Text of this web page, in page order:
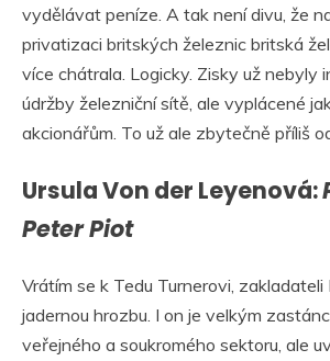
vydělávat peníze. A tak není divu, že
privatizaci britských železnic britská
více chátrala. Logicky. Zisky už nebyly
údržby železniční sítě, ale vyplácené
akcionářům. To už ale zbytečně příliš
Ursula Von der Leyenová:
Peter Piot
Vrátím se k Tedu Turnerovi, zakladateli
jadernou hrozbu. I on je velkým
veřejného a soukromého sektoru, ale